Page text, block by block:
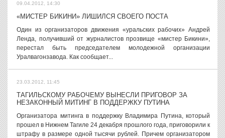
09.04.2012, 14:30
«МИСТЕР БИКИНИ» ЛИШИЛСЯ СВОЕГО ПОСТА
Один из организаторов движения «уральских рабочих» Андрей
Ленда, получивший от журналистов прозвище «мистер Бикини»,
перестал быть председателем молодежной организации
Уралвагонзавода. Как сообщает...
23.03.2012, 11:45
ТАГИЛЬСКОМУ РАБОЧЕМУ ВЫНЕСЛИ ПРИГОВОР ЗА
НЕЗАКОННЫЙ МИТИНГ В ПОДДЕРЖКУ ПУТИНА
Организатора митинга в поддержку Владимира Путина, который
прошел в Нижнем Тагиле 24 декабря прошлого года, приговорили к
штрафу в размере одной тысячи рублей. Причем организатором